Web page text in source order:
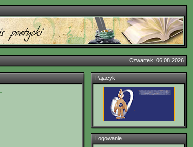
Czwartek, 06.08.2026
Pajacyk
Logowanie